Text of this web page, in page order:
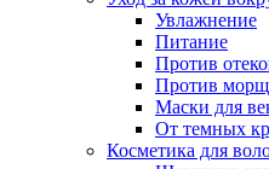
Увлажнение
Питание
Против
Против
Маски для
От темных
Косметика для